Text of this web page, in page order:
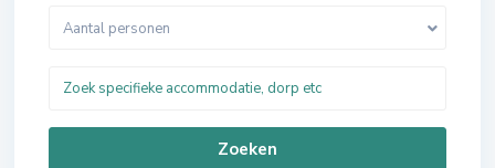
Aantal personen
Zoeken